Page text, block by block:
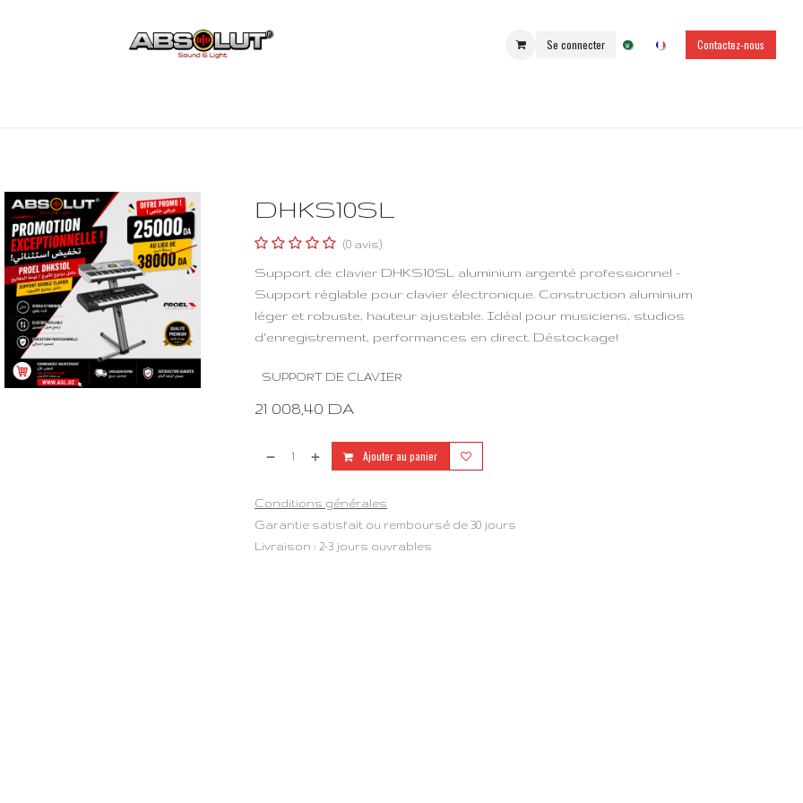
Se connecter Contactez-nous
DHKS10SL
(0 avis)
Support de clavier DHKS10SL aluminium argenté professionnel -
Support réglable pour clavier électronique. Construction aluminium
léger et robuste, hauteur ajustable. Idéal pour musiciens, studios
d'enregistrement, performances en direct. Déstockage!
SUPPORT DE CLAVIER
21 008,40 DA
Ajouter au panier
Conditions générales
Garantie satisfait ou remboursé de 30 jours
Livraison : 2-3 jours ouvrables